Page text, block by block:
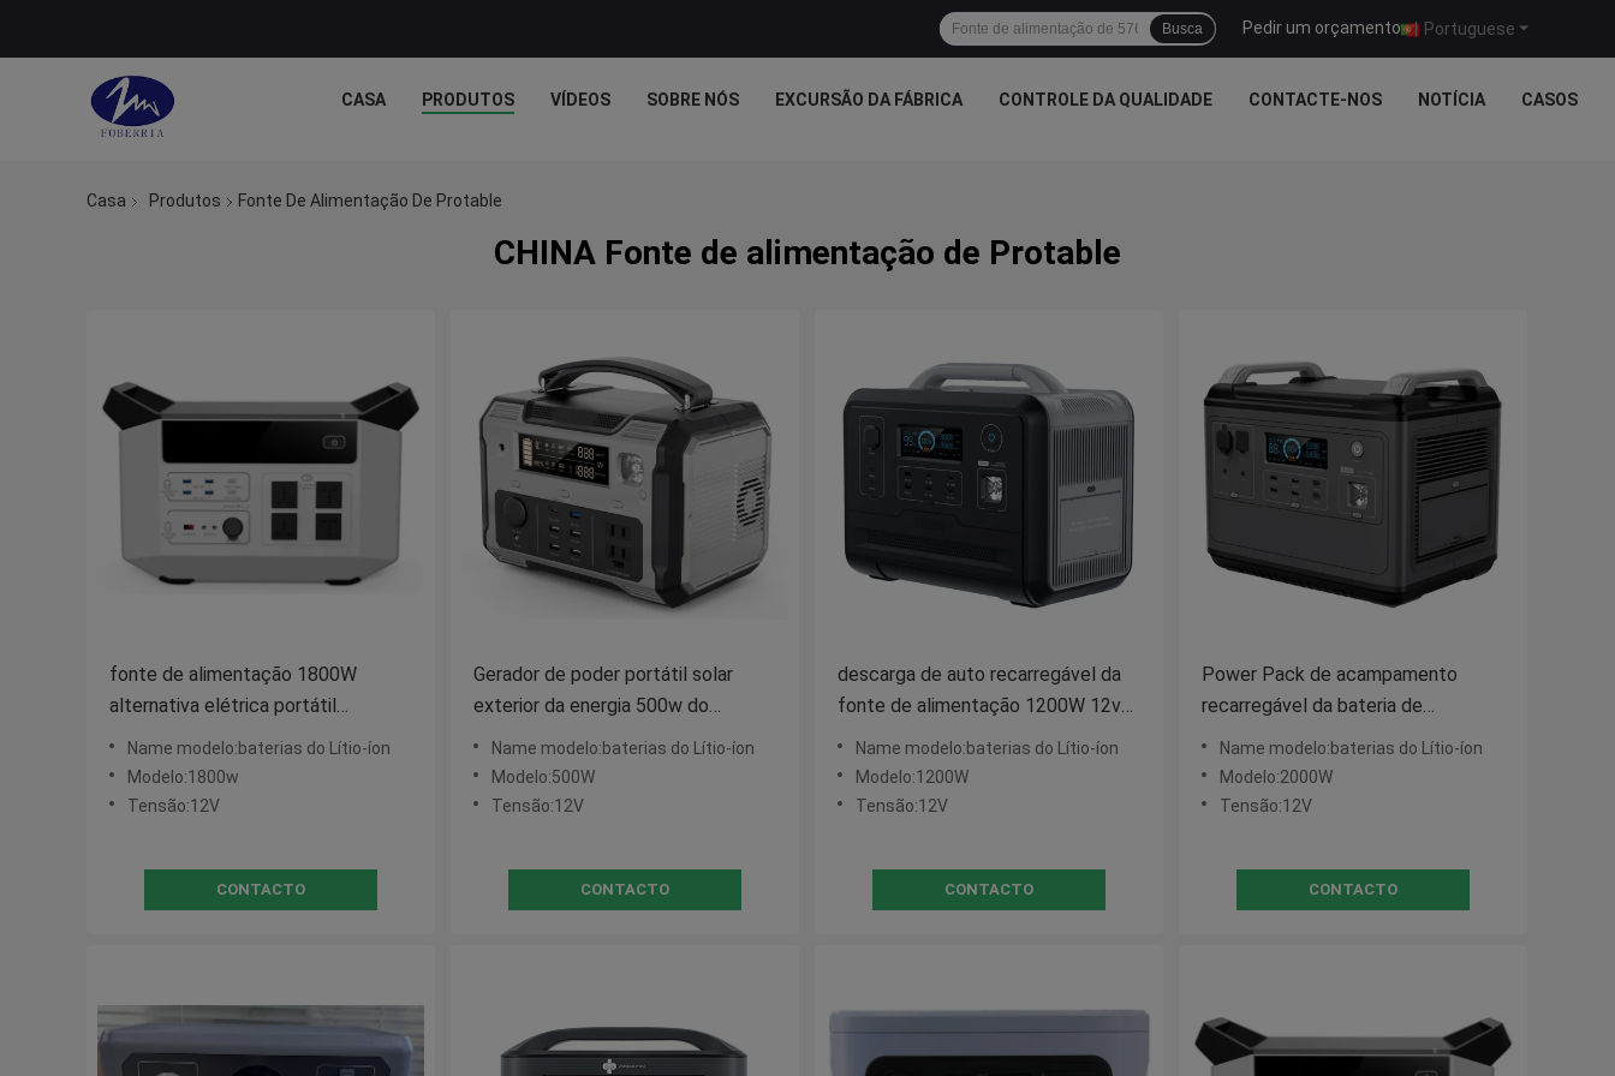
Portuguese
Pedir um orçamento |
Busca
CASA PRODUTOS VÍDEOS SOBRE NÓS EXCURSÃO DA FÁBRICA CONTROLE DA QUALIDADE CONTACTE-NOS NOTÍCIA CASOS
Casa Produtos Fonte De Alimentação De Protable
CHINA Fonte de alimentação de Protable
fonte de alimentação 1800W
alternativa elétrica portátil
recarregável multifuncional
Name modelo:baterias do Lítio-íon
Modelo:1800w
Tensão:12V
CONTACTO
Gerador de poder portátil solar
exterior da energia 500w do
armazenamento das baterias
Name modelo:baterias do Lítio-íon
Modelo:500W
Tensão:12V
CONTACTO
descarga de auto recarregável da
fonte de alimentação 1200W 12v
baixaName modelo:baterias do Lítio-íon
Modelo:1200W
Tensão:12V
CONTACTO
Power Pack de acampamento
recarregável da bateria de
armazenamento 2000W da energia
Name modelo:baterias do Lítio-íon
Modelo:2000W
Tensão:12V
CONTACTO